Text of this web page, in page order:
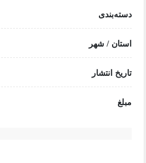
دسته‌بندی
استان / شهر
تاریخ انتشار
مبلغ